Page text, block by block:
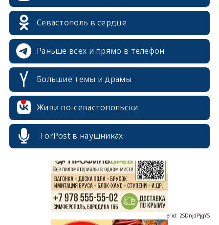
Севастополь в сердце
Раньше всех и прямо в телефон
Большие темы и драмы
Живи по-севастопольски
ForPost в наушниках